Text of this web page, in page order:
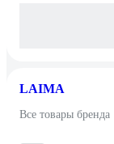
LAIMA
Все товары бренда